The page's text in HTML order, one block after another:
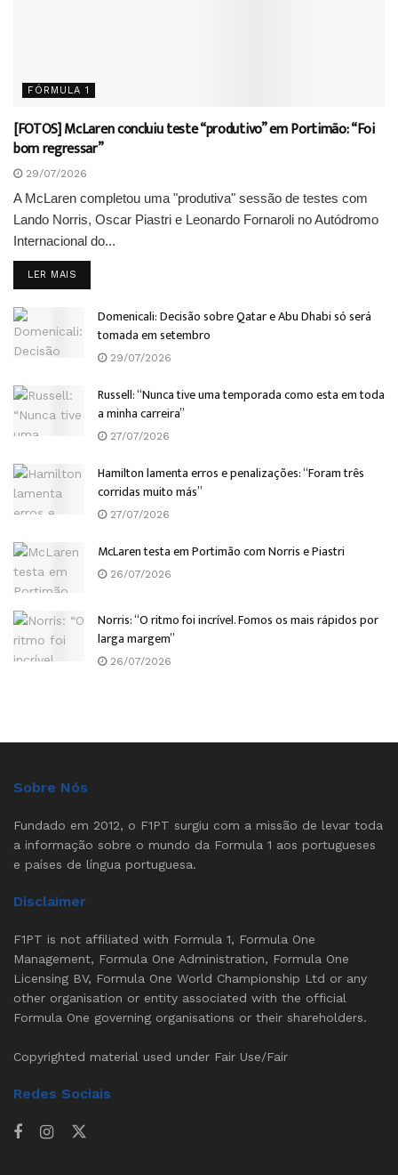
FÓRMULA 1
[FOTOS] McLaren concluiu teste “produtivo” em Portimão: “Foi
bom regressar”
29/07/2026
A McLaren completou uma "produtiva" sessão de testes com
Lando Norris, Oscar Piastri e Leonardo Fornaroli no Autódromo
Internacional do...
LER MAIS
Domenicali: Decisão sobre Qatar e Abu Dhabi só será
tomada em setembro
29/07/2026
Russell: “Nunca tive uma temporada como esta em toda
a minha carreira”
27/07/2026
Hamilton lamenta erros e penalizações: “Foram três
corridas muito más”
27/07/2026
McLaren testa em Portimão com Norris e Piastri
26/07/2026
Norris: “O ritmo foi incrível. Fomos os mais rápidos por
larga margem”
26/07/2026
Sobre Nós
Fundado em 2012, o F1PT surgiu com a missão de levar toda
a informação sobre o mundo da Formula 1 aos portugueses
e países de língua portuguesa.
Disclaimer
F1PT is not affiliated with Formula 1, Formula One
Management, Formula One Administration, Formula One
Licensing BV, Formula One World Championship Ltd or any
other organisation or entity associated with the official
Formula One governing organisations or their shareholders.
Copyrighted material used under Fair Use/Fair
Redes Sociais